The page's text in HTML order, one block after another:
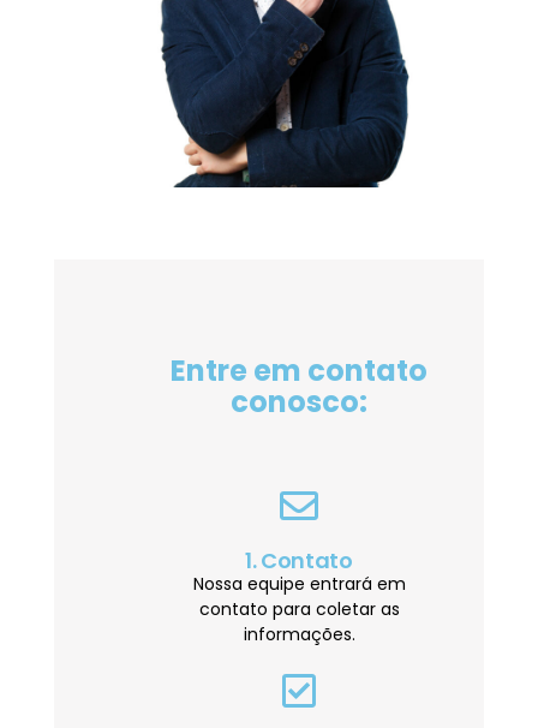
Entre em contato
conosco:
1. Contato
Nossa equipe entrará em
contato para coletar as
informações.